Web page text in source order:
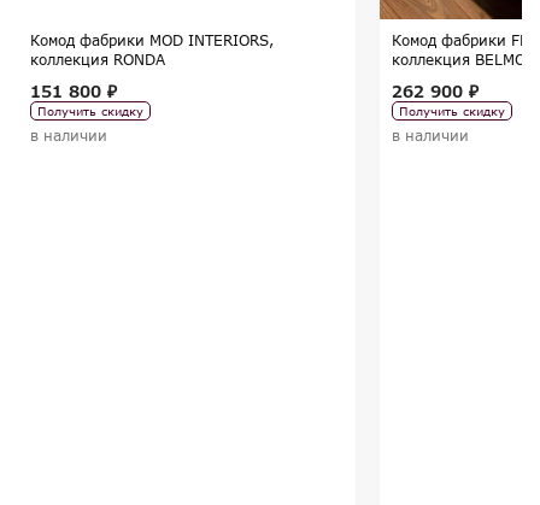
Комод фабрики MOD INTERIORS,
коллекция RONDA
151 800 ₽
Получить скидку
в наличии
Комод фабрики
коллекция
262 900 ₽
Получить скидку
в наличии